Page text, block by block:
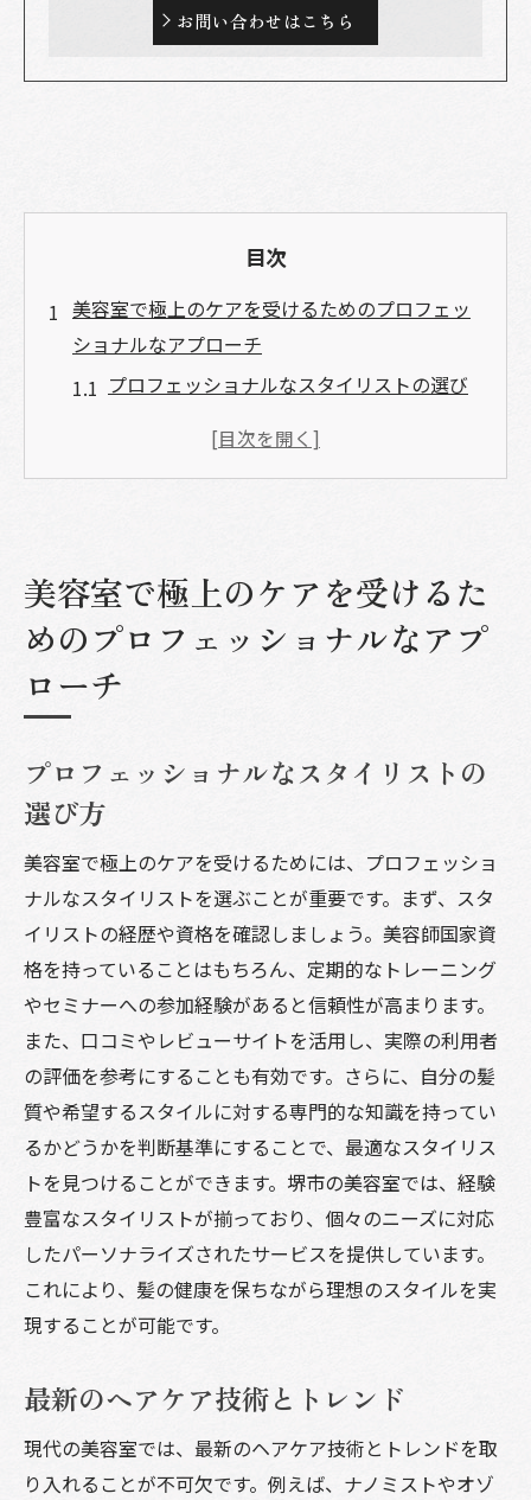
お問い合わせはこちら
目次
美容室で極上のケアを受けるためのプロフェッ
ショナルなアプローチ
プロフェッショナルなスタイリストの選び
最新のヘアケア技術とトレンド
美容室で得られるリラクゼーション効果
美容室でのカウンセリング方法とその効果
長期的なヘアケアプランの立て方
美容室で求めるべき総合ケアの重要性
美容室で提供される多様なメニュー
美容室でのヘアケアとスキンケアのシナジ
ー
ストレス解消とリラックス効果の追求
総合ケアのための美容室選びのポイント
美容室でのトリートメントと頭皮ケアで健康な
髪を手に入れる方法
ヘアトリートメントの種類と効果
頭皮ケアの重要性とその方法
美容室で受けるべき定期的なトリートメン
ト
自宅でのケアと美容室でのケアの違い
頭皮マッサージの効果と方法
トリートメントと頭皮ケアの組み合わせ方
求する
美肌を目指すためのスキンケアメニュー
フェイシャルマッサージの効果とその方法
美容室で極上のケアを受けるた
めのプロフェッショナルなアプ
ローチ
プロフェッショナルなスタイリストの
選び方
美容室で極上のケアを受けるためには、プロフェッショ
ナルなスタイリストを選ぶことが重要です。まず、スタ
イリストの経歴や資格を確認しましょう。美容師国家資
格を持っていることはもちろん、定期的なトレーニング
やセミナーへの参加経験があると信頼性が高まります。
また、口コミやレビューサイトを活用し、実際の利用者
の評価を参考にすることも有効です。さらに、自分の髪
質や希望するスタイルに対する専門的な知識を持ってい
るかどうかを判断基準にすることで、最適なスタイリス
トを見つけることができます。堺市の美容室では、経験
豊富なスタイリストが揃っており、個々のニーズに対応
したパーソナライズされたサービスを提供しています。
これにより、髪の健康を保ちながら理想のスタイルを実
現することが可能です。
最新のヘアケア技術とトレンド
現代の美容室では、最新のヘアケア技術とトレンドを取
り入れることが不可欠です。例えば、ナノミストやオゾ